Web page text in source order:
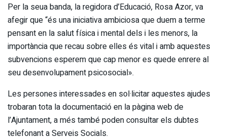
Per la seua banda, la regidora d’Educació, Rosa Azor, va
afegir que “és una iniciativa ambiciosa que duem a terme
pensant en la salut física i mental dels i les menors, la
importància que recau sobre elles és vital i amb aquestes
subvencions esperem que cap menor es quede enrere al
seu desenvolupament psicosocial».
Les persones interessades en sol·licitar aquestes ajudes
trobaran tota la documentació en la pàgina web de
l’Ajuntament, a més també poden consultar els dubtes
telefonant a Serveis Socials.